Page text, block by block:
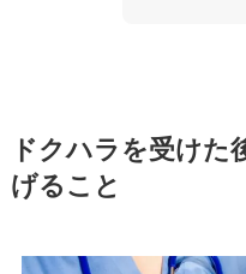
ドクハラを受けた
げること